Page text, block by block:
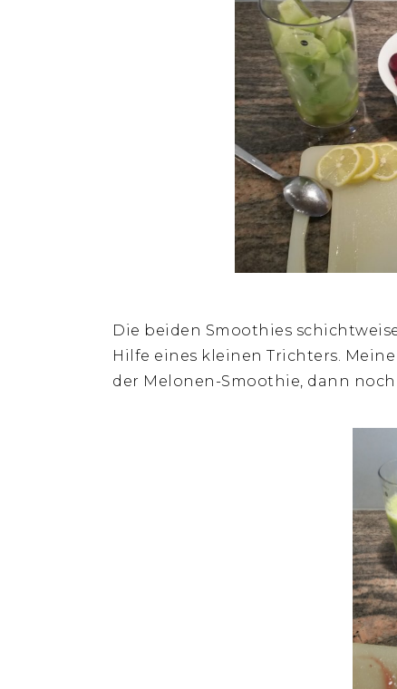
Die beiden Smoothies
Hilfe eines kleinen Trichters.
der Melonen-Smoothie, dann